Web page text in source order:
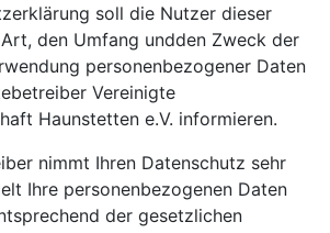
soll die Nutzer dieser
den Umfang undden Zweck der
personenbezogener Daten
Vereinigte
Haunstetten e.V. informieren.
nimmt Ihren Datenschutz sehr
Ihre personenbezogenen Daten
der gesetzlichen